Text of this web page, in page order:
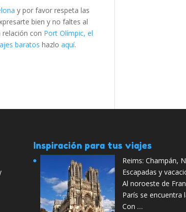
y por favor respeta las
bien y no faltes al
con Port Olímpic, el
baratos hazloaquí.
Inspiración para tus viajes
Reims: Champán,
Escapadas y
Al noroeste de
París se encuentra
Con …